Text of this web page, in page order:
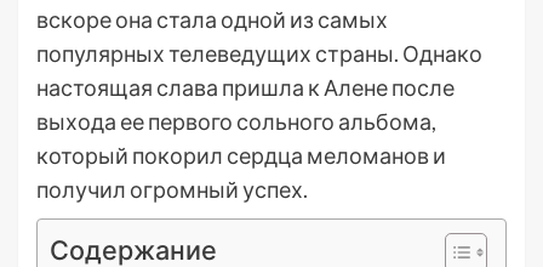
вскоре она стала одной из самых
популярных телеведущих страны. Однако
настоящая слава пришла к Алене после
выхода ее первого сольного альбома,
который покорил сердца меломанов и
получил огромный успех.
Содержание